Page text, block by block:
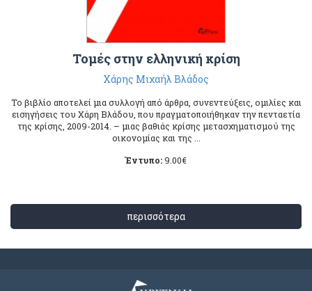
Τομές στην ελληνική κρίση
Χάρης Μιχαήλ Βλάδος
Το βιβλίο αποτελεί μια συλλογή από άρθρα, συνεντεύξεις, ομιλίες και
εισηγήσεις του Χάρη Βλάδου, που πραγματοποιήθηκαν την πενταετία
της κρίσης, 2009-2014. – μιας βαθιάς κρίσης μετασχηματισμού της
οικονομίας και της ...
Έντυπο:9.00€
περισσότερα